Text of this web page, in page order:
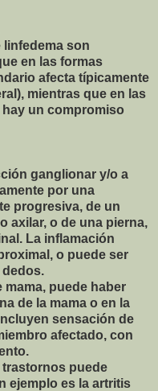
linfedema son
en las formas
afecta típicamente
mientras que en las
un compromiso
ganglionar y/o a
por una
progresiva, de un
axilar, o de una pierna,
La inflamación
o puede ser
dedos.
mama, puede haber
de la mama o en la
sensación de
afectado, con
trastornos puede
ejemplo es la artritis